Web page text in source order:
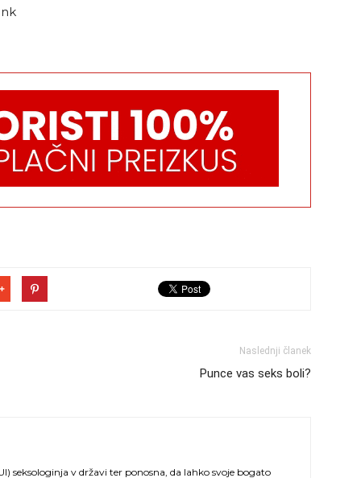
Naslednji članek
Punce vas seks boli?
seksologinja v državi ter ponosna, da lahko svoje bogato